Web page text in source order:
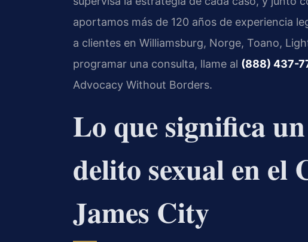
aportamos más de 120 años de experiencia
a clientes en Williamsburg, Norge, Toano,
programar una consulta, llame al (888) 437-
Advocacy Without Borders.
Lo que significa
delito sexual en el
James City